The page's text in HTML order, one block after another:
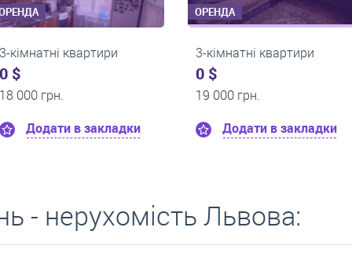
ОРЕНДА
3-кімнатні квартири
22 000 грн.
Додати в закладки
ОРЕНДА
3-кімнатні квартири
22 000 грн.
Додати в
- нерухомість Львова: